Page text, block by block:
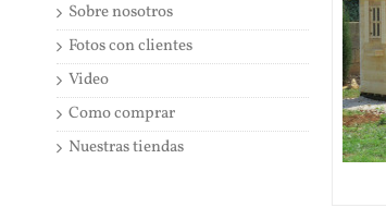
Sobre nosotros
Fotos con clientes
Video
Como comprar
Nuestras tiendas